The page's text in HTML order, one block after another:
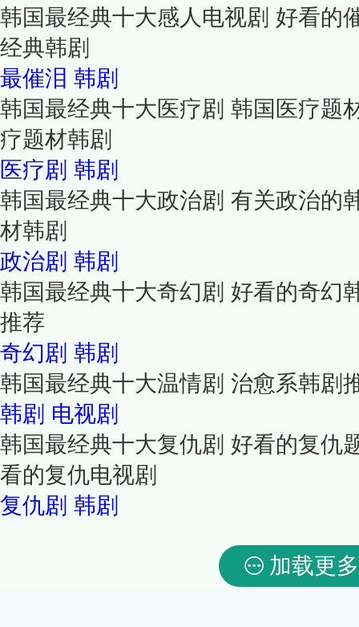
韩国最经典十大感人电视剧 好看的
经典韩剧
最催泪 韩剧
韩国最经典十大医疗剧 韩国医疗题
疗题材韩剧
医疗剧 韩剧
韩国最经典十大政治剧 有关政治的
材韩剧
政治剧 韩剧
韩国最经典十大奇幻剧 好看的奇幻
推荐
奇幻剧 韩剧
韩国最经典十大温情剧 治愈系韩剧
韩剧 电视剧
韩国最经典十大复仇剧 好看的复仇
看的复仇电视剧
复仇剧 韩剧
加载更多